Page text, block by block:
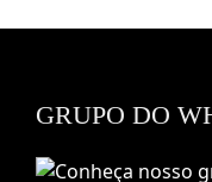
GRUPO DO